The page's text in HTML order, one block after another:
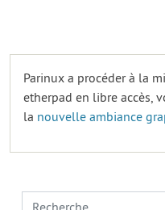
Parinux a procéder à la
etherpad en libre accès,
la nouvelle ambiance